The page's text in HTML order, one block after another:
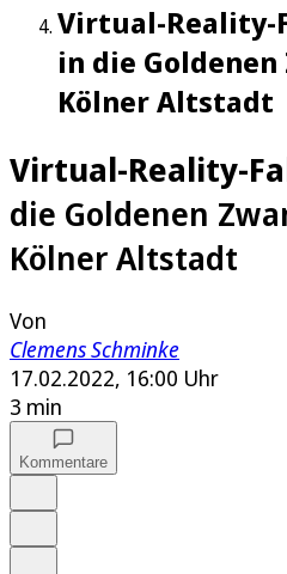
Virtual-Reality-
in die
Kölner Altstadt
Virtual-Reality-
die Goldenen
Kölner Altstadt
Von
Clemens Schminke
17.02.2022, 16:00 Uhr
3 min
Kommentare